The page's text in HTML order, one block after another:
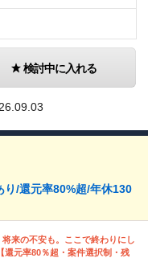
検討中に入れる
り/還元率80%超/年休130
将来の不安も。ここで終わりにし
還元率80％超・案件選択制・残